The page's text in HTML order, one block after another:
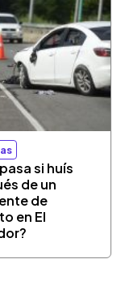
si huís
de un
de
en El